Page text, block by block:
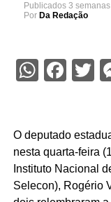
Publicados 3
Por Da Redação
O deputado
nesta quarta-feira
Instituto Nacional
Selecon), Rogério